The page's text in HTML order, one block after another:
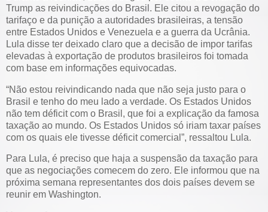
Trump as reivindicações do Brasil. Ele citou a revogação do
tarifaço e da punição a autoridades brasileiras, a tensão
entre Estados Unidos e Venezuela e a guerra da Ucrânia.
Lula disse ter deixado claro que a decisão de impor tarifas
elevadas à exportação de produtos brasileiros foi tomada
com base em informações equivocadas.
“Não estou reivindicando nada que não seja justo para o
Brasil e tenho do meu lado a verdade. Os Estados Unidos
não tem déficit com o Brasil, que foi a explicação da famosa
taxação ao mundo. Os Estados Unidos só iriam taxar países
com os quais ele tivesse déficit comercial”, ressaltou Lula.
Para Lula, é preciso que haja a suspensão da taxação para
que as negociações comecem do zero. Ele informou que na
próxima semana representantes dos dois países devem se
reunir em Washington.